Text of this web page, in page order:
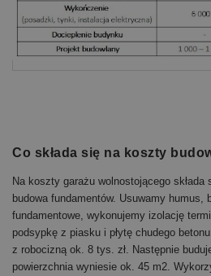
Co składa się na koszty
Na koszty garażu wolnostojącego
budowa fundamentów. Usuwamy humus,
fundamentowe, wykonujemy izolację
podsypkę z piasku i płytę chudego
z robocizną ok. 8 tys. zł. Następnie
powierzchnia wyniesie ok. 45 m2.